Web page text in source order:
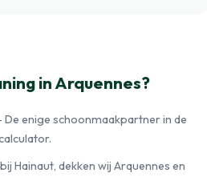
in Arquennes?
De enige schoonmaakpartner in de
Hainaut, dekken wij Arquennes en